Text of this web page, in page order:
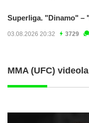
Superliga. "Dinamo" –
03.08.2026 20:32 3729
MMA (UFC)